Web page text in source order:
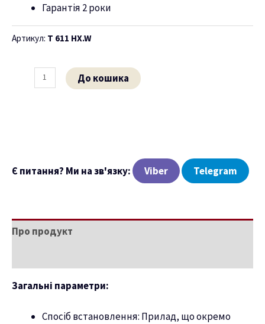
Гарантія 2 роки
Артикул: T 611 HX.W
До кошика
Є питання? Ми на зв'язку: Viber Telegram
Про продукт
Загальні параметри:
Спосіб встановлення: Прилад, що окремо